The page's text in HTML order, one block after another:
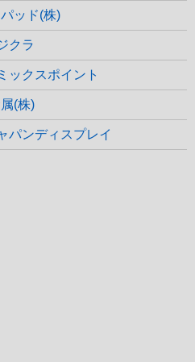
ッド(株)
クラ
ックスポイント
属(株)
パンディスプレイ